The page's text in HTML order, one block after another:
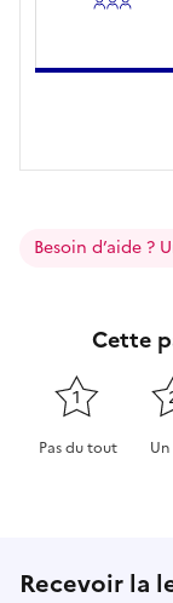
Besoin d’aide ?
Cette
1
Pas du tout
Recevoir la